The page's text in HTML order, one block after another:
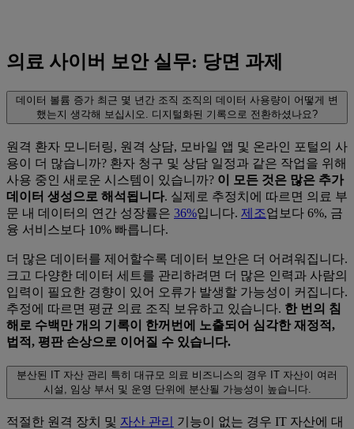
의료 사이버 보안 실무: 당면 과제
데이터 볼륨 증가 최근 몇 년간 조직 조직의 데이터 사용량이 어떻게 변
했는지 생각해 보십시오. 디지털화된 기록으로 전환하셨나요?
원격 환자 모니터링, 원격 상담, 모바일 앱 및 온라인 포털의 사
용이 더 많습니까? 환자 청구 및 상담 일정과 같은 작업을 위해
사용 중인 새로운 시스템이 있습니까? 이 모든 것은 많은 추가
데이터 생성으로 해석됩니다. 실제로 추정치에 따르면 의료 부
문 내 데이터의 연간 성장률은 36%입니다. 제조업보다 6%, 금
융 서비스보다 10% 빠릅니다.
더 많은 데이터를 제어할수록 데이터 보안은 더 어려워집니다.
크고 다양한 데이터 세트를 관리하려면 더 많은 인력과 사람의
입력이 필요한 경향이 있어 오류가 발생할 가능성이 커집니다.
추정에 따르면 평균 의료 조직 보유하고 있습니다. 한 번의 침
해로 수백만 개의 기록이 한꺼번에 노출되어 심각한 재정적,
법적, 평판 손상으로 이어질 수 있습니다.
분산된 IT 자산 관리 특히 대규모 의료 비즈니스의 경우 IT 자산이 여러
시설, 임상 부서 및 운영 단위에 분산될 가능성이 높습니다.
적절한 원격 장치 및 자산 관리 기능이 없는 경우 IT 자산에 대